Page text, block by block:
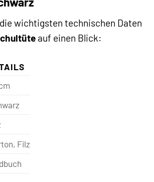
wichtigsten technischen Daten
auf einen Blick:
Filz